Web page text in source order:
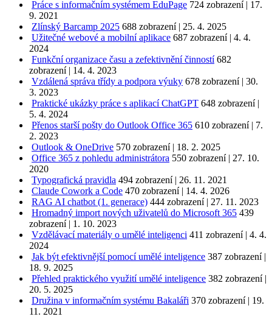
Práce s informačním systémem EduPage 724 zobrazení| 17.
9. 2021
Zlínský Barcamp 2025 688 zobrazení| 25. 4. 2025
Užitečné webové a mobilní aplikace 687 zobrazení| 4. 4.
2024
Funkční organizace času a zefektivnění činností 682
zobrazení| 14. 4. 2023
Vzdálená správa třídy a podpora výuky 678 zobrazení| 30.
3. 2023
Praktické ukázky práce s aplikací ChatGPT 648 zobrazení|
5. 4. 2024
Přenos starší pošty do Outlook Office 365 610 zobrazení| 7.
2. 2023
Outlook & OneDrive 570 zobrazení| 18. 2. 2025
Office 365 z pohledu administrátora 550 zobrazení| 27. 10.
2020
Typografická pravidla 494 zobrazení| 26. 11. 2021
Claude Cowork a Code 470 zobrazení| 14. 4. 2026
RAG AI chatbot (1. generace) 444 zobrazení| 27. 11. 2023
Hromadný import nových uživatelů do Microsoft 365 439
zobrazení| 1. 10. 2023
Vzdělávací materiály o umělé inteligenci 411 zobrazení| 4. 4.
2024
Jak být efektivnější pomocí umělé inteligence 387 zobrazení|
18. 9. 2025
Přehled praktického využití umělé inteligence 382 zobrazení|
20. 5. 2025
Družina v informačním systému Bakaláři 370 zobrazení| 19.
11. 2021